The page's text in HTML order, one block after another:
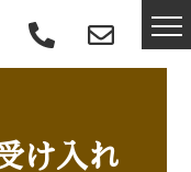
け入れ